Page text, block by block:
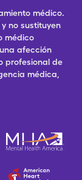
médico.
no sustituyen
médico
afección
profesional de
médica,